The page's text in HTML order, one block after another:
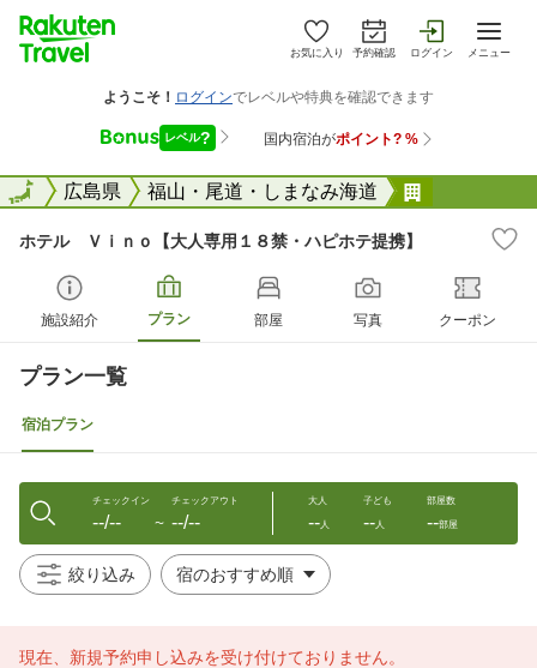
お気に入り 予約確認 ログイン メニュー
全国広島県 福山・尾道・しまなみ海道
全国
ホテル Ｖｉｎｏ【大人専用１８禁・ハピホテ提携】
施設紹介 プラン 部屋 写真 クーポン
プラン一覧
宿泊プラン
チェックイン
--/-- 〜
チェックアウト
--/--
大人
--人
子ども
--人
部屋数
--部屋
絞り込み
現在、新規予約申し込みを受け付けておりません。